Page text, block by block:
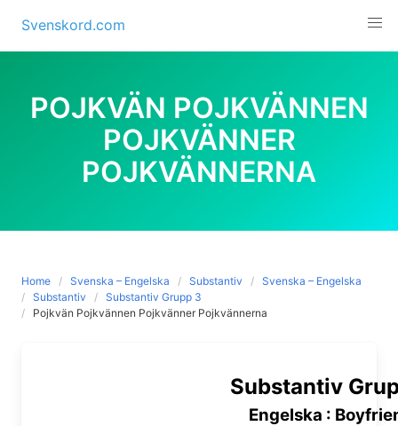
content
Svenskord.com
POJKVÄN POJKVÄNNEN
POJKVÄNNER
POJKVÄNNERNA
Home Svenska – Engelska Substantiv
Svenska – Engelska
Substantiv
Substantiv Grupp 3
Pojkvän Pojkvännen Pojkvänner Pojkvännerna
Substantiv
Engelska :